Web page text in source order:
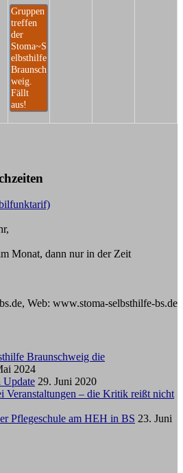
Gruppen
treffen
der
Stoma~S
elbsthilfe
Braunsch
weig.
Fällt
aus!
Monat, dann nur in der Zeit
Web: www.stoma-selbsthilfe-bs.de
Braunschweig die
2024
Update 29. Juni 2020
Veranstaltungen – die Kritik reißt nicht
Pflegeschule am HEH in BS 23. Juni